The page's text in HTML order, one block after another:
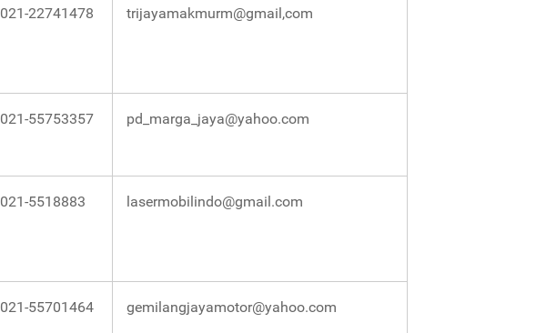
021-22741478 trijayamakmurm@gmail,com
021-55753357 pd_marga_jaya@yahoo.com
021-5518883 lasermobilindo@gmail.com
021-55701464 gemilangjayamotor@yahoo.com